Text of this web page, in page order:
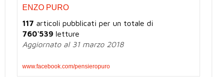
ENZO PURO
117 articoli pubblicati per un totale di
760'539 letture
Aggiornato al 31 marzo 2018
www.facebook.com/pensieropuro